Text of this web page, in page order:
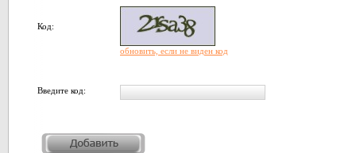
Код:
обновить, если не виден код
Введите код: